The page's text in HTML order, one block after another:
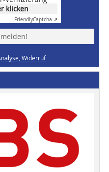
klicken
FriendlyCaptcha ⇗
Widerruf